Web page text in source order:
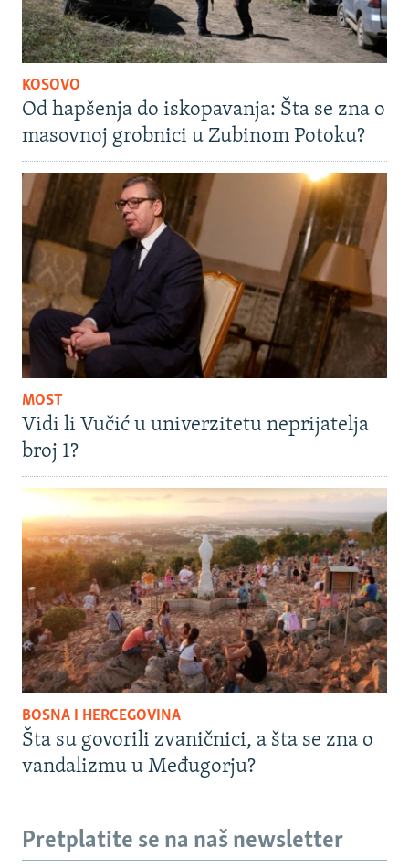
KOSOVO
Od hapšenja do iskopavanja: Šta se zna o
masovnoj grobnici u Zubinom Potoku?
MOST
Vidi li Vučić u univerzitetu neprijatelja
broj 1?
BOSNA I HERCEGOVINA
Šta su govorili zvaničnici, a šta se zna o
vandalizmu u Međugorju?
Pretplatite se na naš newsletter